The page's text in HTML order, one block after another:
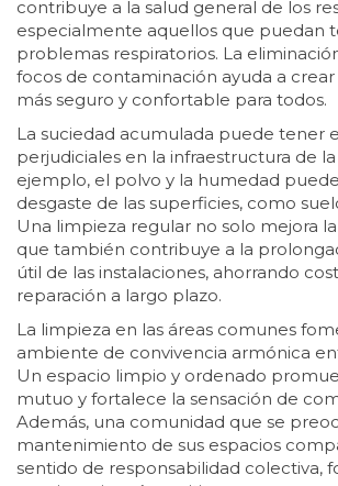
contribuye a la salud general de los
especialmente aquellos que puedan
problemas respiratorios. La
focos de contaminación ayuda a
más seguro y confortable para todos.
La suciedad acumulada puede tener
perjudiciales en la infraestructura de
ejemplo, el polvo y la humedad
desgaste de las superficies, como
Una limpieza regular no solo mejora
que también contribuye a la
útil de las instalaciones, ahorrando
reparación a largo plazo.
La limpieza en las áreas comunes
ambiente de convivencia armónica
Un espacio limpio y ordenado
mutuo y fortalece la sensación de
Además, una comunidad que se
mantenimiento de sus espacios
sentido de responsabilidad colectiva,